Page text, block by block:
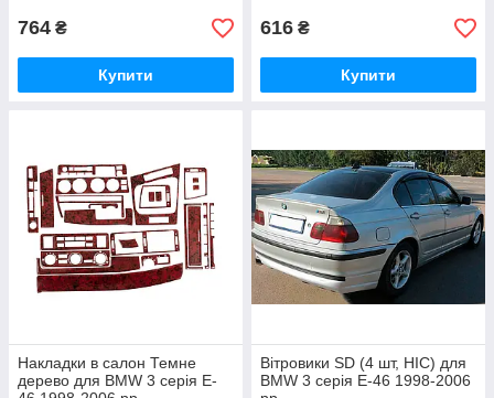
764 ₴
Купити
616 ₴
Купити
Накладки в салон Темне
дерево для BMW 3 серія E-
Вітровики SD (4 шт, HIC) для
BMW 3 серія E-46 1998-2006